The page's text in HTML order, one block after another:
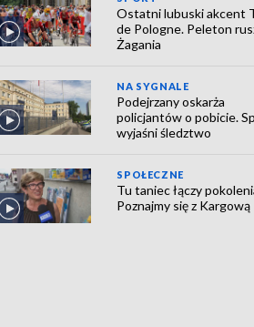
Ostatni lubuski akcent
de Pologne. Peleton
Żagania
NA SYGNALE
Podejrzany oskarża
policjantów o pobicie.
wyjaśni śledztwo
SPOŁECZNE
Tu taniec łączy
Poznajmy się z Kargową